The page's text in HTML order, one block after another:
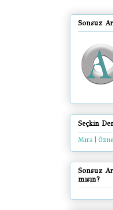
Sonsuz
Seçkin
Mıra |
Sonsuz
mısın?